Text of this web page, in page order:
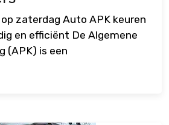
zaterdag Auto APK keuren
en efficiënt De Algemene
(APK) is een